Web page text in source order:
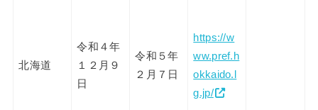
北海道
令和４年
１２月９
日
令和５年
２月７日
https://w
ww.pref.h
okkaido.l
g.jp/